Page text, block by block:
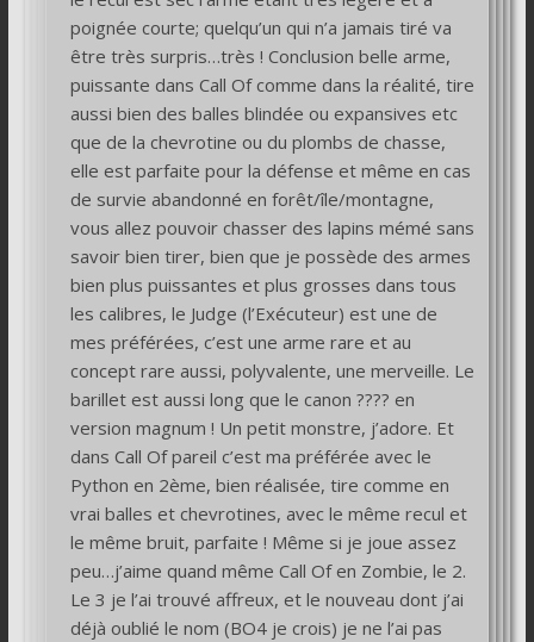
poignée courte; quelqu’un qui n’a jamais tiré va
être très surpris…très ! Conclusion belle arme,
puissante dans Call Of comme dans la réalité, tire
aussi bien des balles blindée ou expansives etc
que de la chevrotine ou du plombs de chasse,
elle est parfaite pour la défense et même en cas
de survie abandonné en forêt/île/montagne,
vous allez pouvoir chasser des lapins mémé sans
savoir bien tirer, bien que je possède des armes
bien plus puissantes et plus grosses dans tous
les calibres, le Judge (l’Exécuteur) est une de
mes préférées, c’est une arme rare et au
concept rare aussi, polyvalente, une merveille. Le
barillet est aussi long que le canon ???? en
version magnum ! Un petit monstre, j’adore. Et
dans Call Of pareil c’est ma préférée avec le
Python en 2ème, bien réalisée, tire comme en
vrai balles et chevrotines, avec le même recul et
le même bruit, parfaite ! Même si je joue assez
peu…j’aime quand même Call Of en Zombie, le 2.
Le 3 je l’ai trouvé affreux, et le nouveau dont j’ai
déjà oublié le nom (BO4 je crois) je ne l’ai pas